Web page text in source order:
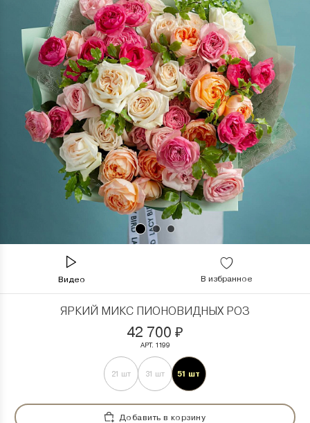
Видео В избранное
ЯРКИЙ МИКС ПИОНОВИДНЫХ РОЗ
42 700 ₽
АРТ. 1199
21 шт 31 шт 51 шт
Добавить в корзину